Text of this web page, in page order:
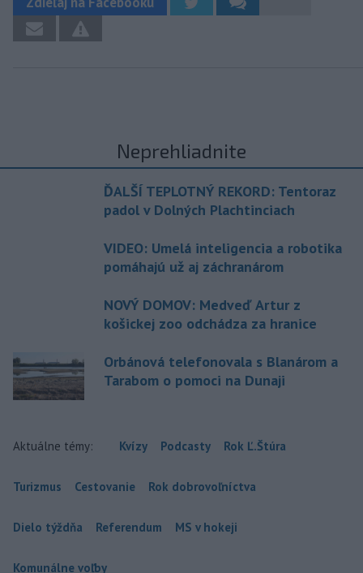
Neprehliadnite
ĎALŠÍ TEPLOTNÝ REKORD: Tentoraz
padol v Dolných Plachtinciach
VIDEO: Umelá inteligencia a robotika
pomáhajú už aj záchranárom
NOVÝ DOMOV: Medveď Artur z
košickej zoo odchádza za hranice
Orbánová telefonovala s Blanárom a
Tarabom o pomoci na Dunaji
Aktuálne témy: Kvízy Podcasty Rok Ľ.Štúra
Turizmus Cestovanie Rok dobrovoľníctva
Dielo týždňa Referendum MS v hokeji
Komunálne voľby